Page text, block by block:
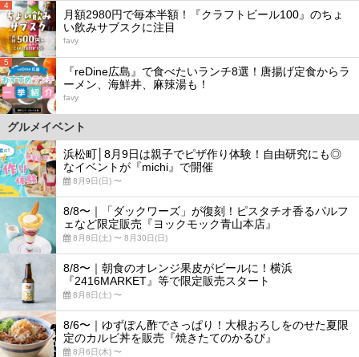
4
月額2980円で毎本半額！『クラフトビール100』のちょ
い飲みサブスクに注目
favy
5
『reDine広島』で食べたいランチ8選！唐揚げ定食からラ
ーメン、海鮮丼、麻辣湯も！
favy
グルメイベント
浜松町│8月9日は親子でピザ作り体験！自由研究にも◎
なイベントが『michi』で開催
8月9日(日) 〜
8/8〜｜「ダックワーズ」が復刻！ピスタチオ香るパルフ
ェなど限定販売『ヨックモック青山本店』
8月8日(土) 〜 8月30日(日)
8/8〜｜朝食のオレンジ果皮がビールに！横浜
『2416MARKET』等で限定販売スタート
8月8日(土) 〜
8/6〜｜ゆずぽん酢でさっぱり！大根おろしをのせた夏限
定のカルビ丼を販売『焼きたてのかるび』
8月6日(木) 〜